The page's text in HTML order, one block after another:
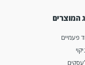
המוצרים
פעמיים